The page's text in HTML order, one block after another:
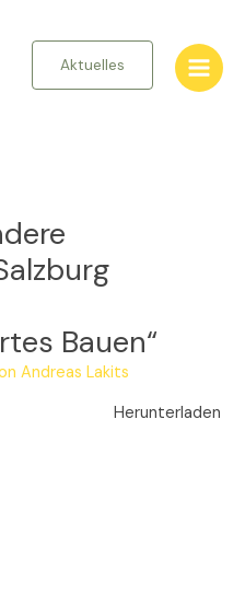
Aktuelles
Bauen“
Andreas Lakits
Herunterladen